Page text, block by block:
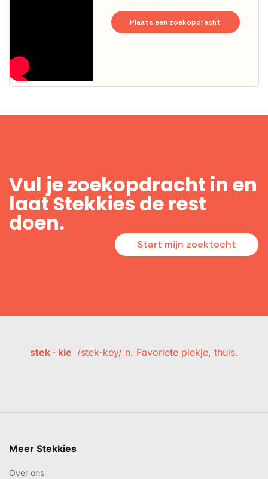
Plaats een zoekopdracht
Vul je zoekopdracht in en
laat Stekkies de rest
doen.
Start mijn zoektocht
stek · kie /stek-key/ n. Favoriete plekje, thuis.
Meer Stekkies
Over ons